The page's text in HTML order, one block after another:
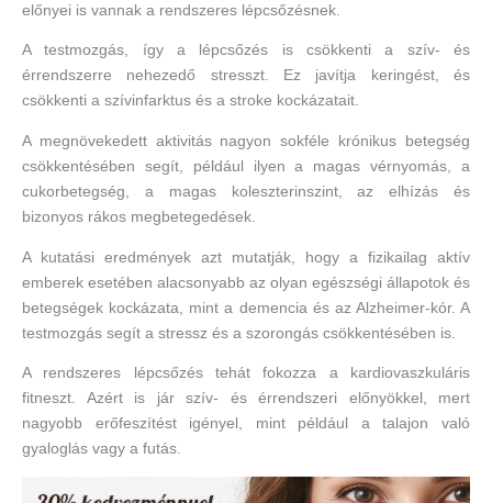
előnyei is vannak a rendszeres lépcsőzésnek.
A testmozgás, így a lépcsőzés is csökkenti a szív- és
érrendszerre nehezedő stresszt. Ez javítja keringést, és
csökkenti a szívinfarktus és a stroke kockázatait.
A megnövekedett aktivitás nagyon sokféle krónikus betegség
csökkentésében segít, például ilyen a magas vérnyomás, a
cukorbetegség, a magas koleszterinszint, az elhízás és
bizonyos rákos megbetegedések.
A kutatási eredmények azt mutatják, hogy a fizikailag aktív
emberek esetében alacsonyabb az olyan egészségi állapotok és
betegségek kockázata, mint a demencia és az Alzheimer-kór. A
testmozgás segít a stressz és a szorongás csökkentésében is.
A rendszeres lépcsőzés tehát fokozza a kardiovaszkuláris
fitneszt. Azért is jár szív- és érrendszeri előnyökkel, mert
nagyobb erőfeszítést igényel, mint például a talajon való
gyaloglás vagy a futás.